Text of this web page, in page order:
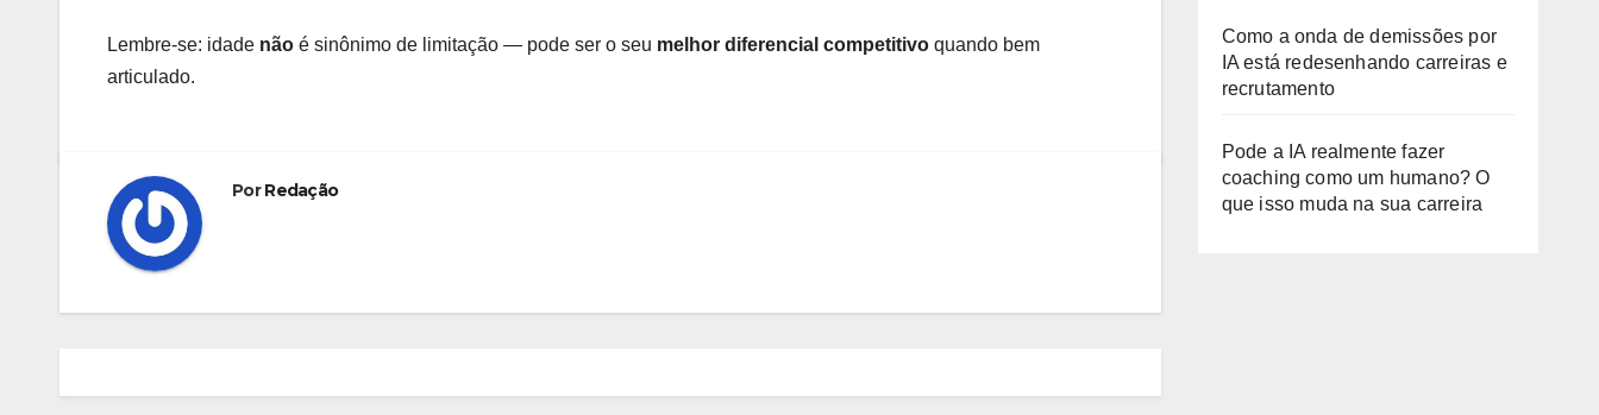
Lembre-se: idade não é sinônimo de limitação — pode ser o seu melhor diferencial competitivo quando bem
articulado.
PorRedação
Como a onda de demissões por
IA está redesenhando carreiras e
recrutamento
Pode a IA realmente fazer
coaching como um humano? O
que isso muda na sua carreira